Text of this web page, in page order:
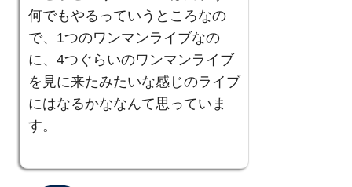
何でもやるっていうところなの
で、1つのワンマンライブなの
に、4つぐらいのワンマンライブ
を見に来たみたいな感じのライブ
にはなるかななんて思っていま
す。